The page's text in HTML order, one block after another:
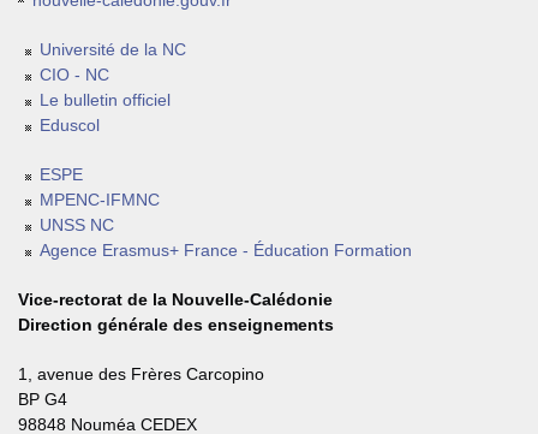
Université de la NC
CIO - NC
Le bulletin officiel
Eduscol
ESPE
MPENC-IFMNC
UNSS NC
Agence Erasmus+ France - Éducation Formation
Vice-rectorat de la Nouvelle-Calédonie
Direction générale des enseignements
1, avenue des Frères Carcopino
BP G4
98848 Nouméa CEDEX